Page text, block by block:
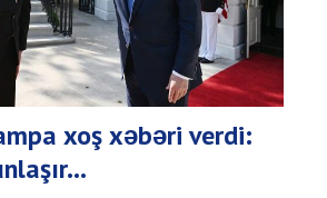
xoş xəbəri verdi: